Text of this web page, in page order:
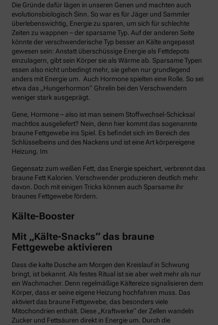
Die Gründe dafür lägen in unseren Genen und machten auch
evolutionsbiologisch Sinn. So war es für Jäger und Sammler
überlebenswichtig, Energie zu sparen, um sich für schlechte
Zeiten zu wappnen – der sparsame Typ. Auf der anderen Seite
könnte der verschwenderische Typ besser an Kälte angepasst
gewesen sein: Anstatt überschüssige Energie als Fettdepots
einzulagern, gibt sein Körper sie als Wärme ab. Sparsame Typen
essen also nicht unbedingt mehr, sie gehen nur grundlegend
anders mit Energie um. Auch Hormone spielten eine Rolle. So sei
etwa das „Hungerhormon“ Ghrelin bei den Verschwendern
weniger stark ausgeprägt.
Gene, Hormone – also ist man seinem Stoffwechsel-Schicksal
machtlos ausgeliefert? Nein, denn hier kommt das sogenannte
braune Fettgewebe ins Spiel. Es befindet sich im Bereich des
Schlüsselbeins und des Nackens und ist eine Art körpereigene
Heizung. Im
Gegensatz zum weißen Fett, das Energie speichert, verbrennt das
braune Fett Kalorien. Verschwender produzieren deutlich mehr
davon. Doch mit einigen Tricks können auch Sparsame ihr
braunes Fettgewebe fördern.
Kälte-Booster
Mit „Kälte-Snacks“ das braune
Fettgewebe aktivieren
Dass die kalte Dusche am Morgen den Kreislauf in Schwung
bringt, ist bekannt. Als festes Ritual ist sie aber weit mehr als nur
ein Wachmacher. Denn regelmäßige Kältereize signalisieren dem
Körper, dass er seine eigene Heizung hochfahren muss. Das
aktiviert das braune Fettgewebe, das besonders viele
Mitochondrien enthält. Diese „Kraftwerke“ der Zellen wandeln
Zucker und Fettsäuren direkt in Energie um. Durch die